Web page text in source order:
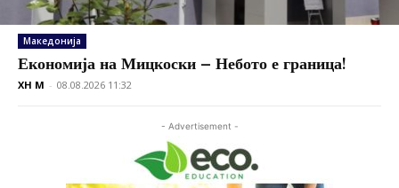
Македонија
Економија на Мицкоски – Небото е граница!
XH M - 08.08.2026 11:32
- Advertisement -